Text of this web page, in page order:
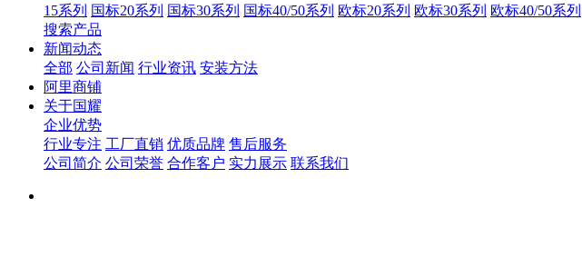
15系列 国标20系列 国标30系列 国标40/50系列 欧标20系列 欧标30系列 欧标40/50系列
搜索产品
新闻动态
全部 公司新闻 行业资讯 安装方法
阿里商铺
关于国耀
企业优势
行业专注 工厂直销 优质品牌 售后服务
公司简介 公司荣誉 合作客户 实力展示 联系我们